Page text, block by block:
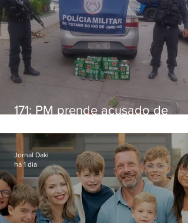
171: PM prende acusado de
Niterói
Jornal Daki
há 1 dia